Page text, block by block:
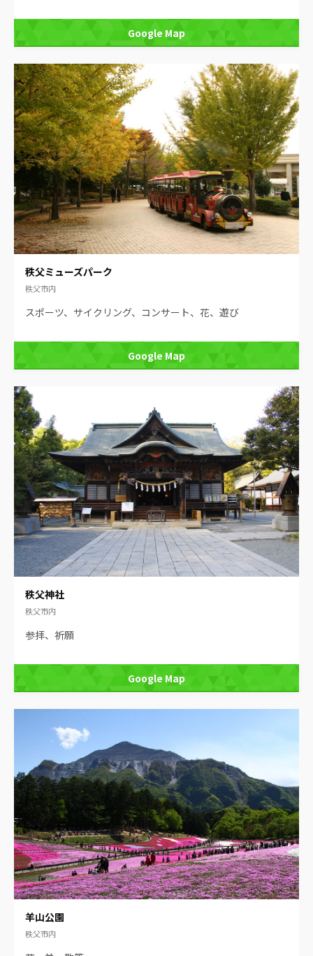
Google Map
秩父ミューズパーク
秩父市内
スポーツ、サイクリング、コンサート、花、遊び
Google Map
秩父神社
秩父市内
参拝、祈願
Google Map
羊山公園
秩父市内